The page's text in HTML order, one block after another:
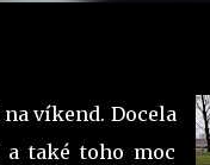
víkend. Docela
také toho moc